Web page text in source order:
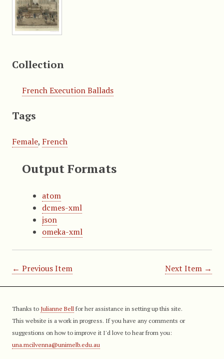
Collection
French Execution Ballads
Tags
Female, French
Output Formats
atom
dcmes-xml
json
omeka-xml
← Previous Item Next Item →
Thanks to Julianne Bell for her assistance in setting up this site.
This website is a work in progress. If you have any comments or
suggestions on how to improve it I'd love to hear from you:
una.mcilvenna@unimelb.edu.au